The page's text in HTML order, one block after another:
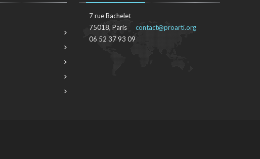
7 rue Bachelet
75018, Paris
06 52 37 93 09
contact@proarti.org